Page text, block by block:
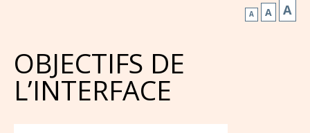
A A A
OBJECTIFS DE
L’INTERFACE